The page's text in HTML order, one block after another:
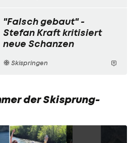
"Falsch gebaut" -
Stefan Kraft kritisiert
neue Schanzen
Skispringen
der Skisprung-